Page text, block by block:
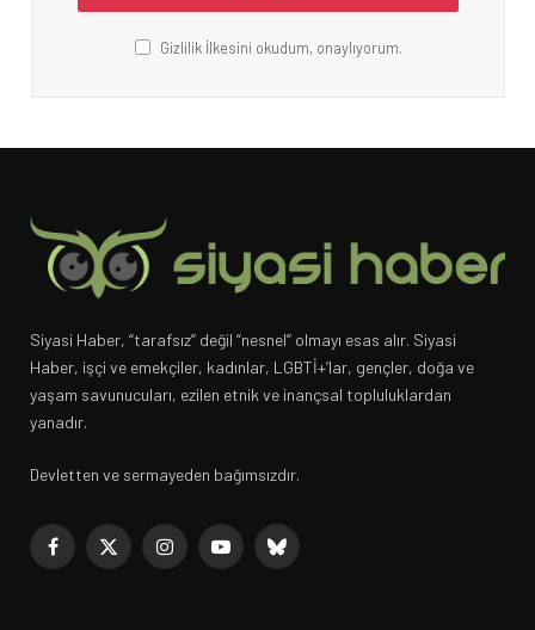
Gizlilik İlkesini okudum, onaylıyorum.
Siyasi Haber, “tarafsız” değil “nesnel” olmayı esas alır. Siyasi
Haber, işçi ve emekçiler, kadınlar, LGBTİ+’lar, gençler, doğa ve
yaşam savunucuları, ezilen etnik ve inançsal topluluklardan
yanadır.
Devletten ve sermayeden bağımsızdır.
Facebook
X
InstagramYouTubeBluesky